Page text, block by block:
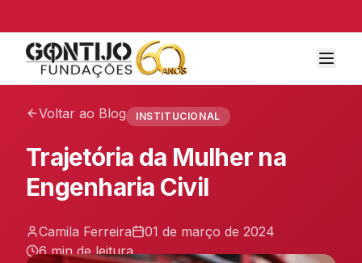
Voltar ao Blog INSTITUCIONAL
Trajetória da Mulher na
Engenharia Civil
Camila Ferreira
01 de março de 2024
6 minde leitura